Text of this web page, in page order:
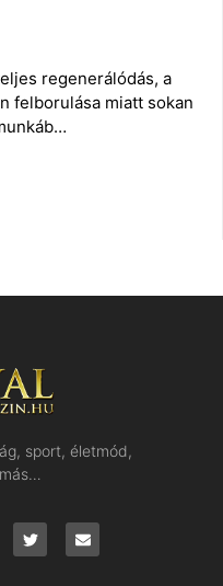
regenerálódás, a
felborulása miatt sokan
sport, életmód,